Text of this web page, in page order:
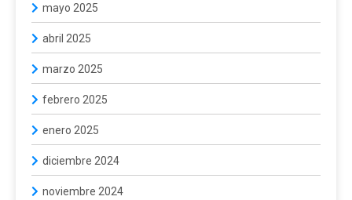
mayo 2025
abril 2025
marzo 2025
febrero 2025
enero 2025
diciembre 2024
noviembre 2024